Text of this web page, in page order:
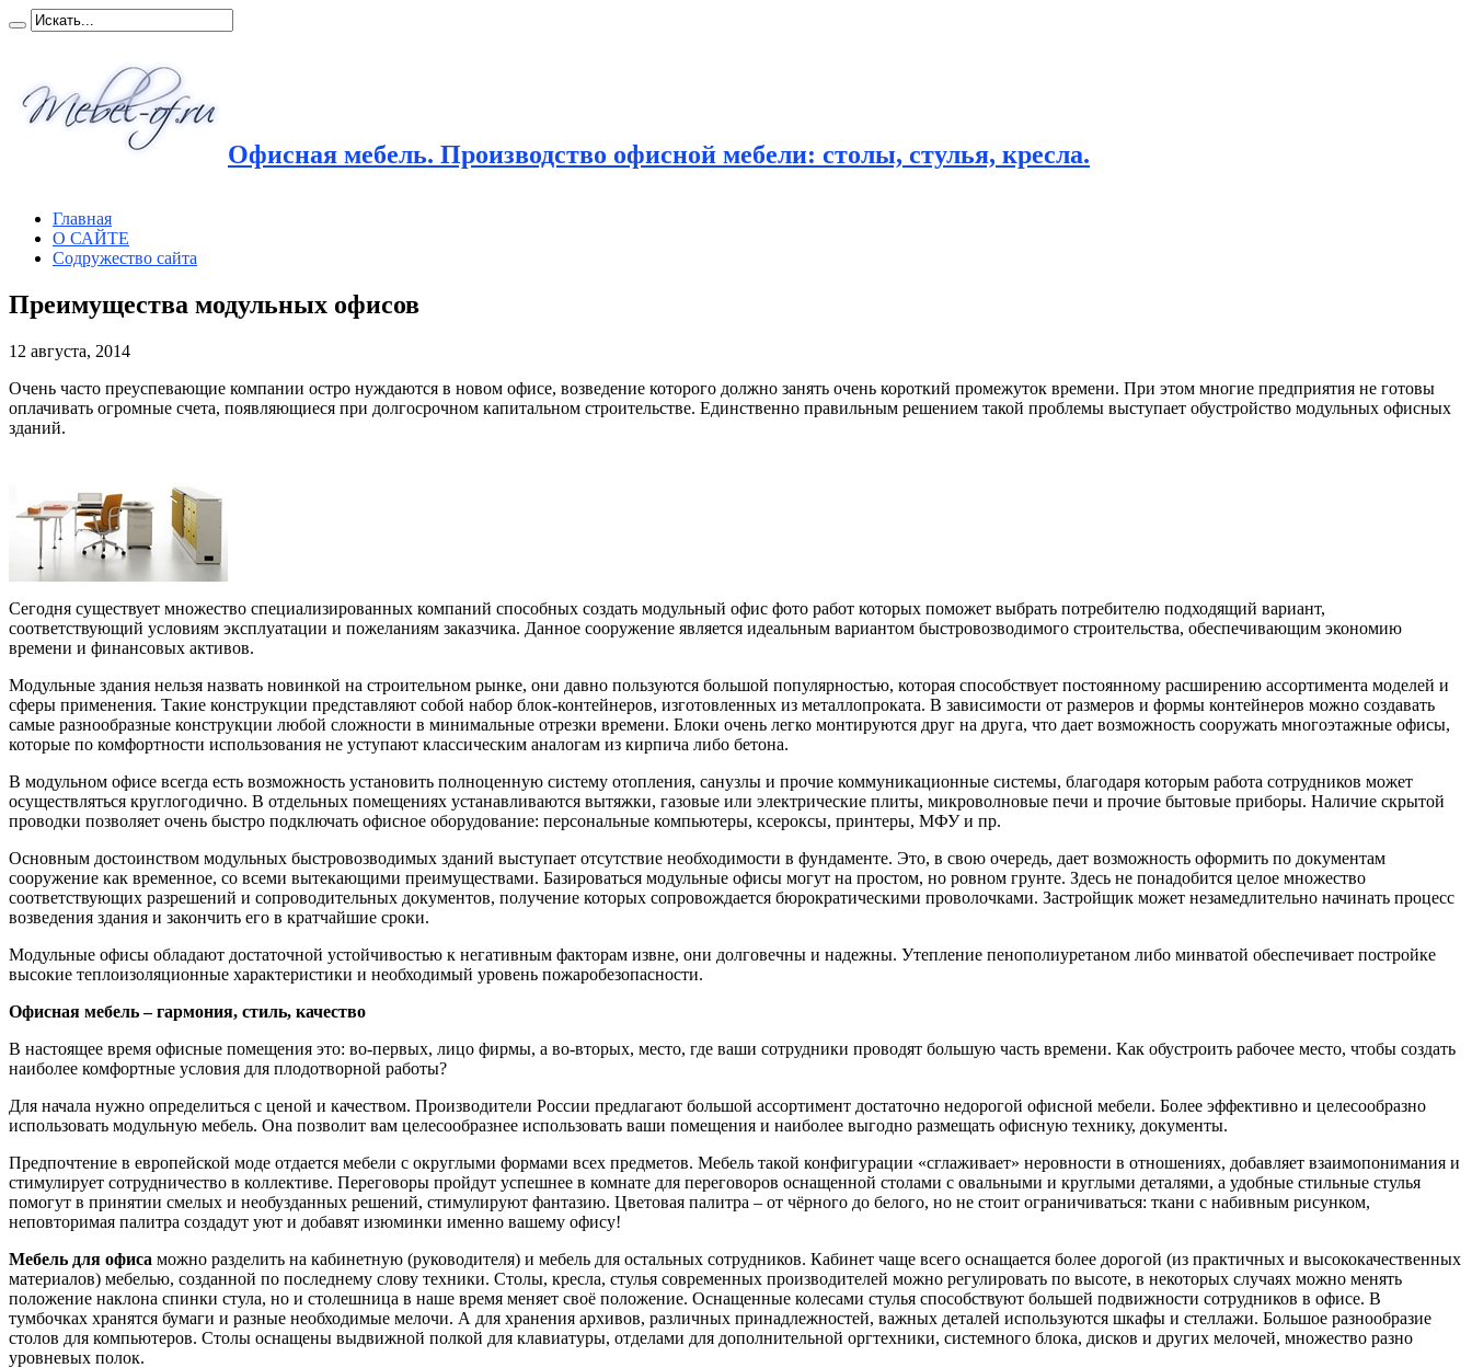
Офисная мебель. Производство офисной мебели: столы, стулья, кресла.
Главная
О САЙТЕ
Содружество сайта
Преимущества модульных офисов
12 августа, 2014
Очень часто преуспевающие компании остро нуждаются в новом офисе, возведение которого должно занять очень короткий промежуток времени. При этом многие предприятия не готовы
оплачивать огромные счета, появляющиеся при долгосрочном капитальном строительстве. Единственно правильным решением такой проблемы выступает обустройство модульных офисных
зданий.
Сегодня существует множество специализированных компаний способных создать модульный офис фото работ которых поможет выбрать потребителю подходящий вариант,
соответствующий условиям эксплуатации и пожеланиям заказчика. Данное сооружение является идеальным вариантом быстровозводимого строительства, обеспечивающим экономию
времени и финансовых активов.
Модульные здания нельзя назвать новинкой на строительном рынке, они давно пользуются большой популярностью, которая способствует постоянному расширению ассортимента моделей и
сферы применения. Такие конструкции представляют собой набор блок-контейнеров, изготовленных из металлопроката. В зависимости от размеров и формы контейнеров можно создавать
самые разнообразные конструкции любой сложности в минимальные отрезки времени. Блоки очень легко монтируются друг на друга, что дает возможность сооружать многоэтажные офисы,
которые по комфортности использования не уступают классическим аналогам из кирпича либо бетона.
В модульном офисе всегда есть возможность установить полноценную систему отопления, санузлы и прочие коммуникационные системы, благодаря которым работа сотрудников может
осуществляться круглогодично. В отдельных помещениях устанавливаются вытяжки, газовые или электрические плиты, микроволновые печи и прочие бытовые приборы. Наличие скрытой
проводки позволяет очень быстро подключать офисное оборудование: персональные компьютеры, ксероксы, принтеры, МФУ и пр.
Основным достоинством модульных быстровозводимых зданий выступает отсутствие необходимости в фундаменте. Это, в свою очередь, дает возможность оформить по документам
сооружение как временное, со всеми вытекающими преимуществами. Базироваться модульные офисы могут на простом, но ровном грунте. Здесь не понадобится целое множество
соответствующих разрешений и сопроводительных документов, получение которых сопровождается бюрократическими проволочками. Застройщик может незамедлительно начинать процесс
возведения здания и закончить его в кратчайшие сроки.
Модульные офисы обладают достаточной устойчивостью к негативным факторам извне, они долговечны и надежны. Утепление пенополиуретаном либо минватой обеспечивает постройке
высокие теплоизоляционные характеристики и необходимый уровень пожаробезопасности.
Офисная мебель – гармония, стиль, качество
В настоящее время офисные помещения это: во-первых, лицо фирмы, а во-вторых, место, где ваши сотрудники проводят большую часть времени. Как обустроить рабочее место, чтобы создать
наиболее комфортные условия для плодотворной работы?
Для начала нужно определиться с ценой и качеством. Производители России предлагают большой ассортимент достаточно недорогой офисной мебели. Более эффективно и целесообразно
использовать модульную мебель. Она позволит вам целесообразнее использовать ваши помещения и наиболее выгодно размещать офисную технику, документы.
Предпочтение в европейской моде отдается мебели с округлыми формами всех предметов. Мебель такой конфигурации «сглаживает» неровности в отношениях, добавляет взаимопонимания и
стимулирует сотрудничество в коллективе. Переговоры пройдут успешнее в комнате для переговоров оснащенной столами с овальными и круглыми деталями, а удобные стильные стулья
помогут в принятии смелых и необузданных решений, стимулируют фантазию. Цветовая палитра – от чёрного до белого, но не стоит ограничиваться: ткани с набивным рисунком,
неповторимая палитра создадут уют и добавят изюминки именно вашему офису!
Мебель для офиса можно разделить на кабинетную (руководителя) и мебель для остальных сотрудников. Кабинет чаще всего оснащается более дорогой (из практичных и высококачественных
материалов) мебелью, созданной по последнему слову техники. Столы, кресла, стулья современных производителей можно регулировать по высоте, в некоторых случаях можно менять
положение наклона спинки стула, но и столешница в наше время меняет своё положение. Оснащенные колесами стулья способствуют большей подвижности сотрудников в офисе. В
тумбочках хранятся бумаги и разные необходимые мелочи. А для хранения архивов, различных принадлежностей, важных деталей используются шкафы и стеллажи. Большое разнообразие
столов для компьютеров. Столы оснащены выдвижной полкой для клавиатуры, отделами для дополнительной оргтехники, системного блока, дисков и других мелочей, множество разно
уровневых полок.